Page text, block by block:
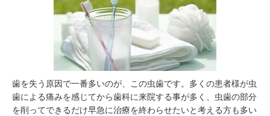
歯を失う原因で一番多いのが、この虫歯です。多くの患者様が虫
歯による痛みを感じてから歯科に来院する事が多く、虫歯の部分
を削ってできるだけ早急に治療を終わらせたいと考える方も多い